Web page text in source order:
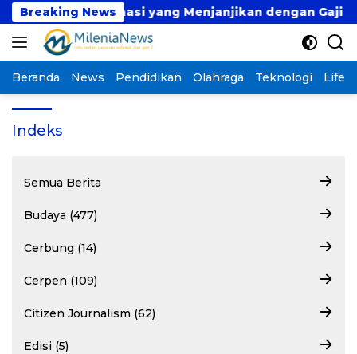
Langsung
ke
konten
Breaking News
Informasi yang Menjanjikan dengan Gaji
Beranda News Pendidikan Olahraga Teknologi
Indeks
Semua Berita
Budaya (477)
Cerbung (14)
Cerpen (109)
Citizen Journalism (62)
Edisi (5)